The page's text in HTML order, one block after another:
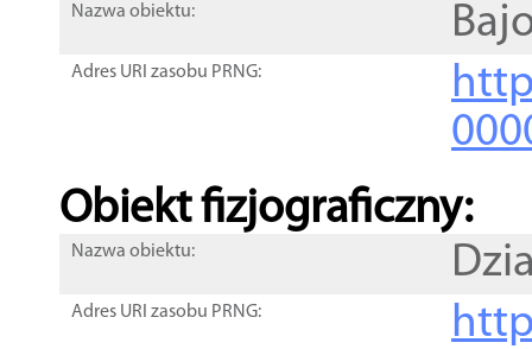
Nazwa obiektu:
Adres URI zasobu PRNG:
Obiekt fizjograficzny:
Nazwa obiektu:
Adres URI zasobu PRNG: